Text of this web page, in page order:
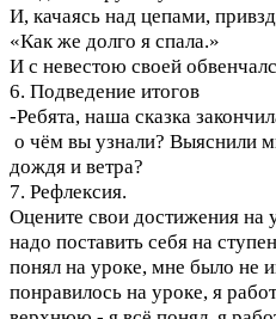
И, качаясь над цепами,
«Как же долго я спала.»
И с невестою своей
6. Подведение итогов
-Ребята, наша сказка
о чём вы узнали? Выяснили
дождя и ветра?
7. Рефлексия.
Оцените свои достижения на
надо поставить себя на
понял на уроке, мне было не
понравилось на уроке, я